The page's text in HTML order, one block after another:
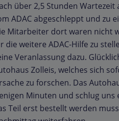
über 2,5 Stunden
ADAC abgeschleppt und zu
Mitarbeiter dort waren nicht
die weitere ADAC-Hilfe zu
Veranlassung dazu.
Zolleis, welches sich
zu forschen. Das
Minuten und schlug uns
Teil erst bestellt werden